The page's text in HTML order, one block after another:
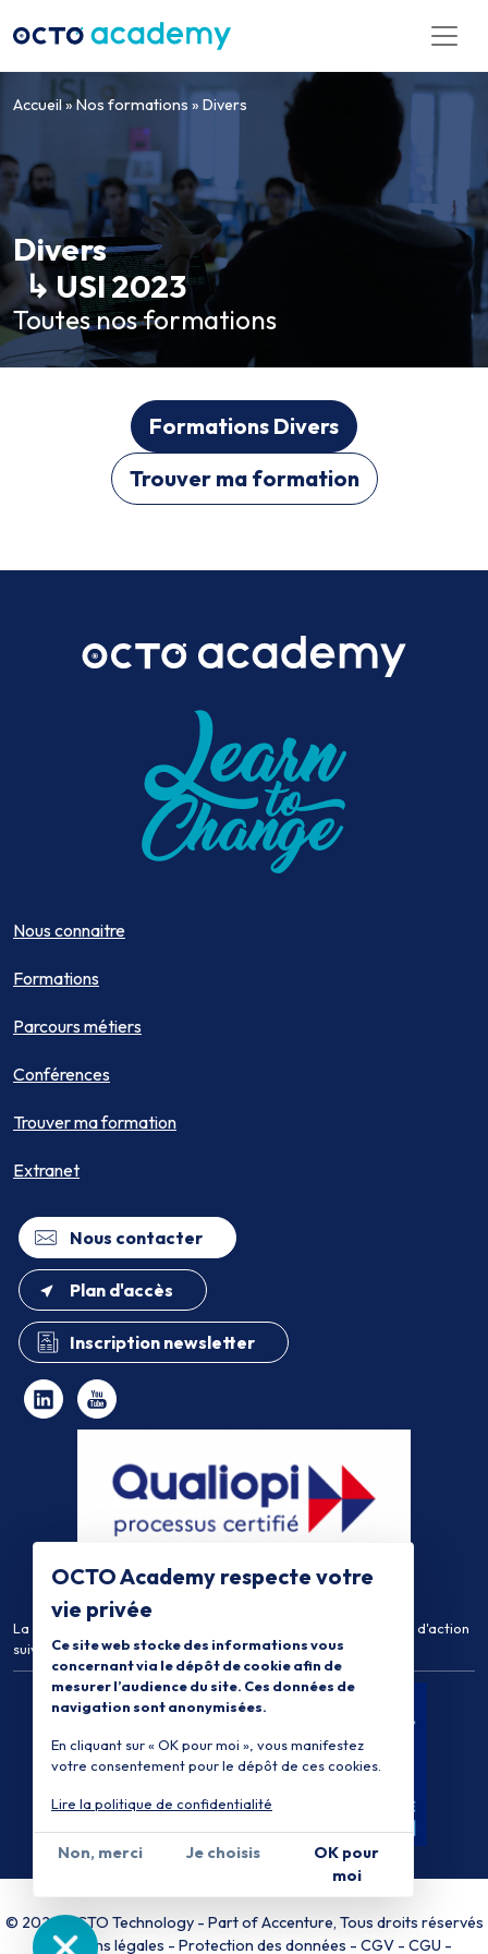
Accueil»Nos formations » Divers
Divers
↳ USI 2023
Toutes nos formations
Formations Divers
Trouver ma formation
Nous connaitre
Formations
Parcours métiers
Conférences
Trouver ma formation
Extranet
Nous contacter
Plan d'accès
Inscription newsletter
La certification qualité a été délivrée au titre de la catégorie d'action
suivante :Actions de Formation
© 2026 OCTO Technology- Part of Accenture, Tous droits réservés
Mentions légales Protection des données CGV CGU
OCTO Academy respecte votre
vie privée
Ce site web stocke des informations vous
concernant via le dépôt de cookie afin de
mesurer l’audience du site. Ces données de
navigation sont anonymisées.
En cliquant sur « OK pour moi », vous manifestez
votre consentement pour le dépôt de ces cookies.
Lire la politique de confidentialité
Non, merci Je choisis
OK pour
moi